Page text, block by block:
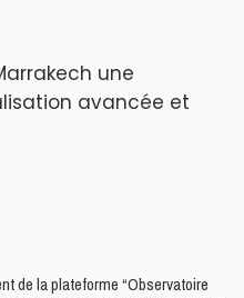
à Tanger : Le
Tour à Rabat (
Exclusif à Tanger :
Cet été !